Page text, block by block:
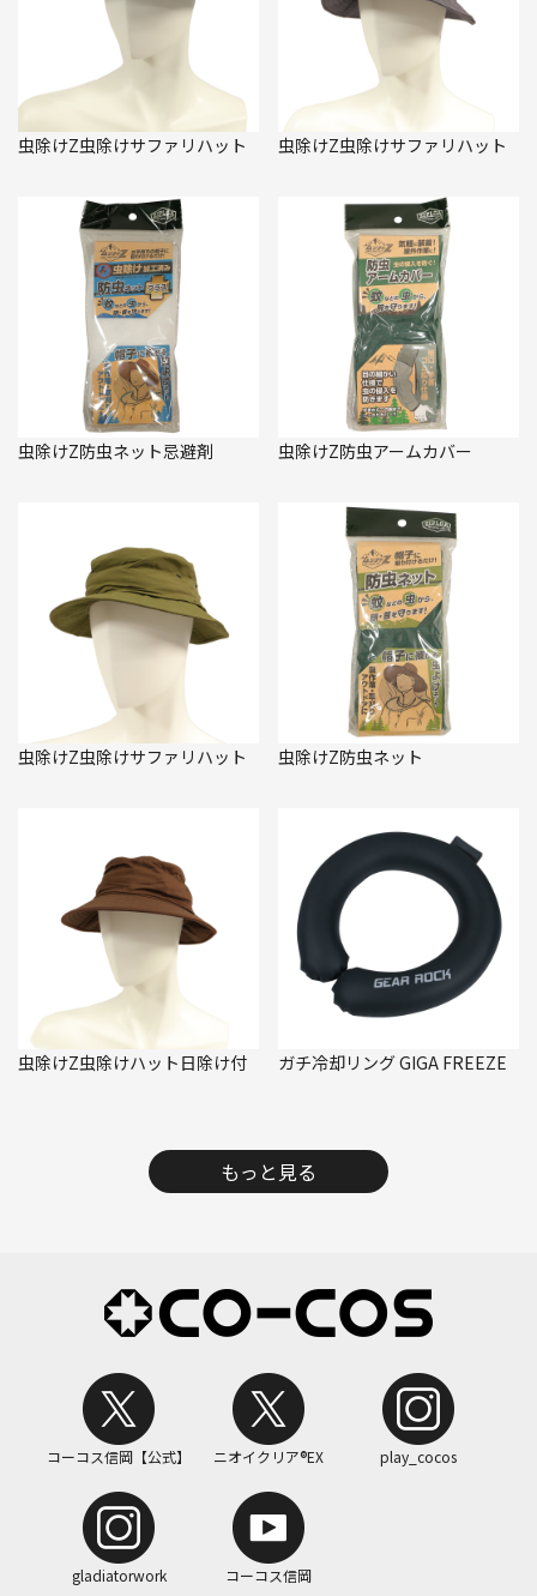
虫除けZ虫除けサファリハット 虫除けZ虫除けサファリハット
虫除けZ防虫ネット忌避剤 虫除けZ防虫アームカバー
虫除けZ虫除けサファリハット 虫除けZ防虫ネット
虫除けZ虫除けハット日除け付 ガチ冷却リング GIGA FREEZE
もっと見る
コーコス信岡【公式】 ニオイクリア®EX play_cocos
gladiatorwork コーコス信岡